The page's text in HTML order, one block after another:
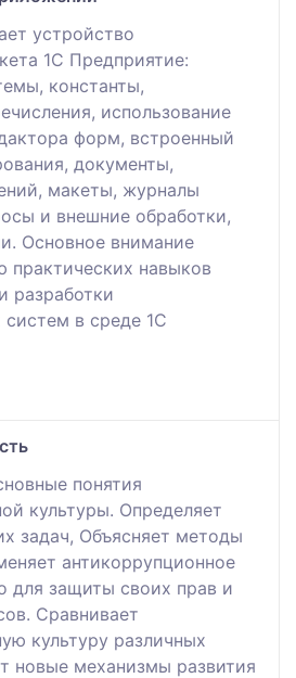
устройство
1С Предприятие:
константы,
использование
форм, встроенный
документы,
макеты, журналы
и внешние обработки,
Основное внимание
практических навыков
разработки
в среде 1С
понятия
культуры. Определяет
задач, Объясняет методы
антикоррупционное
для защиты своих прав и
Сравнивает
культуру различных
новые механизмы развития